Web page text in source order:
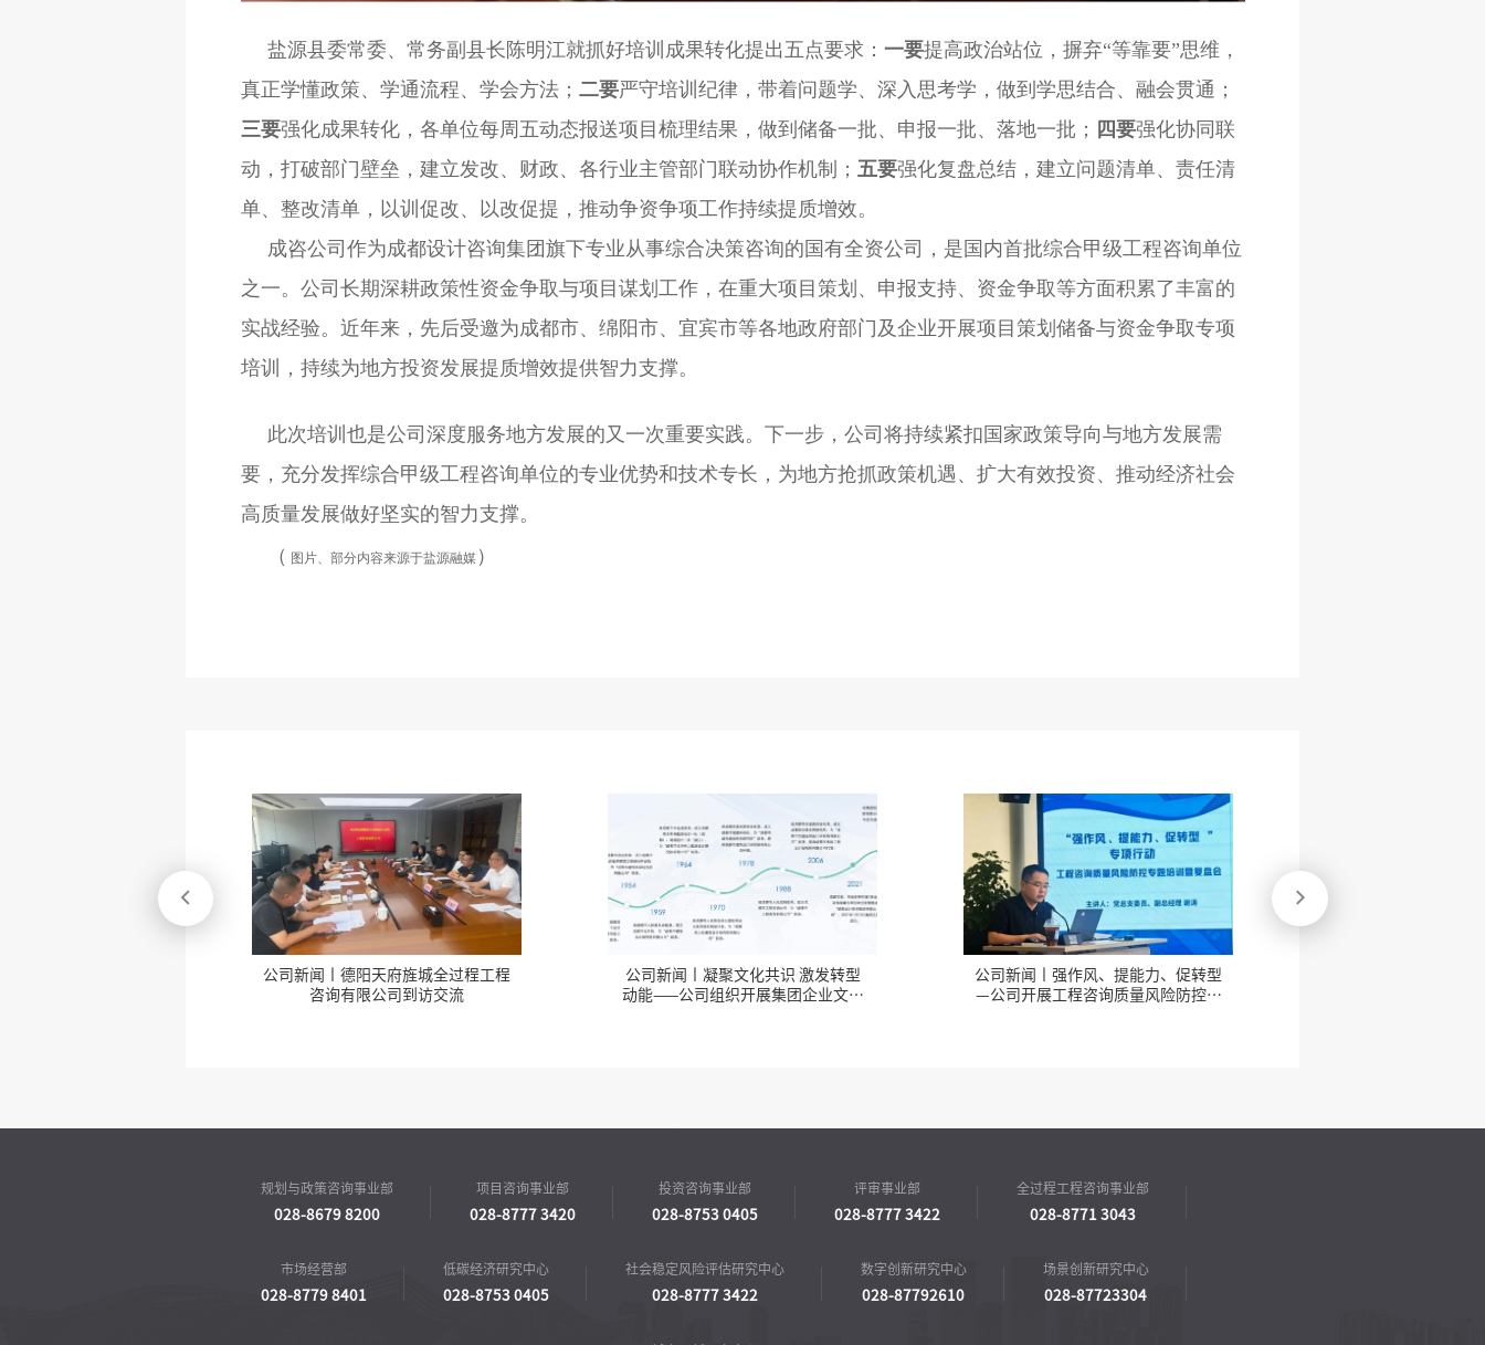
盐源县委常委、常务副县长陈明江就抓好培训成果转化提出五点要求： 一要提高政治站位，摒弃“等靠要”思维，
真正学懂政策、学通流程、学会方法； 二要严守培训纪律，带着问题学、深入思考学，做到学思结合、融会贯通；
三要强化成果转化，各单位每周五动态报送项目梳理结果，做到储备一批、申报一批、落地一批； 四要强化协同联
动，打破部门壁垒，建立发改、财政、各行业主管部门联动协作机制； 五要强化复盘总结，建立问题清单、责任清
单、整改清单，以训促改、以改促提，推动争资争项工作持续提质增效。
成咨公司作为成都设计咨询集团旗下专业从事综合决策咨询的国有全资公司，是国内首批综合甲级工程咨询单位
之一。公司长期深耕政策性资金争取与项目谋划工作，在重大项目策划、申报支持、资金争取等方面积累了丰富的
实战经验。近年来，先后受邀为成都市、绵阳市、宜宾市等各地政府部门及企业开展项目策划储备与资金争取专项
培训，持续为地方投资发展提质增效提供智力支撑。
此次培训也是公司深度服务地方发展的又一次重要实践。下一步，公司将持续紧扣国家政策导向与地方发展需
要，充分发挥综合甲级工程咨询单位的专业优势和技术专长，为地方抢抓政策机遇、扩大有效投资、推动经济社会
高质量发展做好坚实的智力支撑。
（ 图片、部分内容来源于盐源融媒）
公司新闻丨德阳天府旌城全过程工程
咨询有限公司到访交流
公司新闻丨凝聚文化共识 激发转型
动能——公司组织开展集团企业文化
公司新闻丨强作风、提能力、促转型
—公司开展工程咨询质量风险防控专
 
规划与政策咨询事业部
028-8679 8200
项目咨询事业部
028-8777 3420
投资咨询事业部
028-8753 0405
评审事业部
028-8777 3422
全过程工程咨询事业部
028-8771 3043
市场经营部
028-8779 8401
低碳经济研究中心
028-8753 0405
社会稳定风险评估研究中心
028-8777 3422
数字创新研究中心
028-87792610
场景创新研究中心
028-87723304